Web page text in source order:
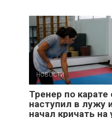
НОВОСТИ
Тренер по карате
наступил в лужу
начал кричать